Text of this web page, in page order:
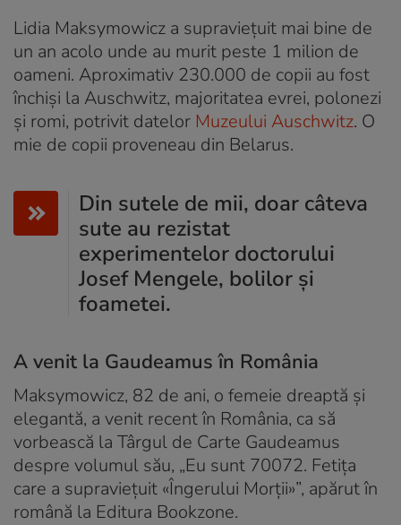
Lidia Maksymowicz a supraviețuit mai bine de
un an acolo unde au murit peste 1 milion de
oameni. Aproximativ 230.000 de copii au fost
închiși la Auschwitz, majoritatea evrei, polonezi
și romi, potrivit datelor Muzeului Auschwitz. O
mie de copii proveneau din Belarus.
Din sutele de mii, doar câteva
sute au rezistat
experimentelor doctorului
Josef Mengele, bolilor și
foametei.
A venit la Gaudeamus în România
Maksymowicz, 82 de ani, o femeie dreaptă și
elegantă, a venit recent în România, ca să
vorbească la Târgul de Carte Gaudeamus
despre volumul său, „Eu sunt 70072. Fetița
care a supraviețuit «Îngerului Morții»”, apărut în
română la Editura Bookzone.